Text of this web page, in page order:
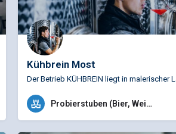
Kühbrein Most
+43 (0)664 2034282
Graden 31, 8731 Gaal, Österreich
Probierstuben (Bier, Wein...)